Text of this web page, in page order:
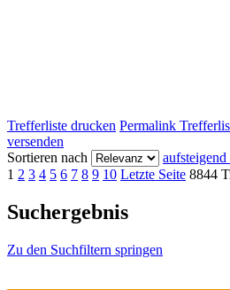
Trefferliste drucken Permalink
versenden
Sortieren nach
aufsteigend
1 2 3 4 5 6 7 8 9 10 Letzte Seite 8844
Suchergebnis
Zu den Suchfiltern springen